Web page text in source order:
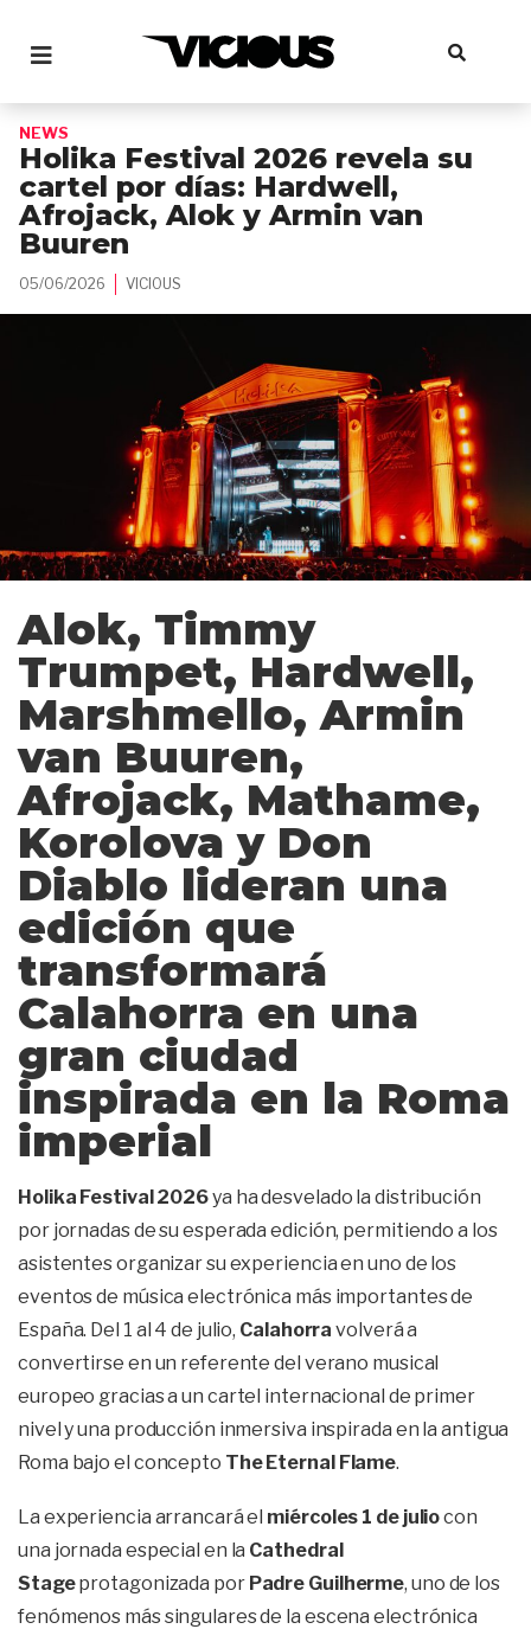
NEWS
Holika Festival 2026 revela su
cartel por días: Hardwell,
Afrojack, Alok y Armin van
Buuren
05/06/2026 VICIOUS
Alok, Timmy
Trumpet, Hardwell,
Marshmello, Armin
van Buuren,
Afrojack, Mathame,
Korolova y Don
Diablo lideran una
edición que
transformará
Calahorra en una
gran ciudad
inspirada en la Roma
imperial
Holika Festival 2026ya ha desvelado la distribución
por jornadas de su esperada edición, permitiendo a los
asistentes organizar su experiencia en uno de los
eventos de música electrónica más importantes de
España. Del 1 al 4 de julio, Calahorra volverá a
convertirse en un referente del verano musical
europeo gracias a un cartel internacional de primer
nivel y una producción inmersiva inspirada en la antigua
Roma bajo el concepto The Eternal Flame.
La experiencia arrancará el miércoles 1 de juliocon
una jornada especial en la Cathedral
Stageprotagonizada por Padre Guilherme, uno de los
fenómenos más singulares de la escena electrónica